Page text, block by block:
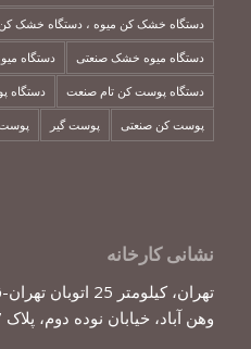
دستگاه خشک کن میوه ، دستگاه خشک کن
دستگاه میوه خشک صنعتی دستگاه
دستگاه پوست کن تام صنعت دستگاه
پوست کن صنعتی پوست گیر
نشانی کارخانه
تهران، کیلومتر
وهن آباد، خیابان نوده دوم، پلاک 347